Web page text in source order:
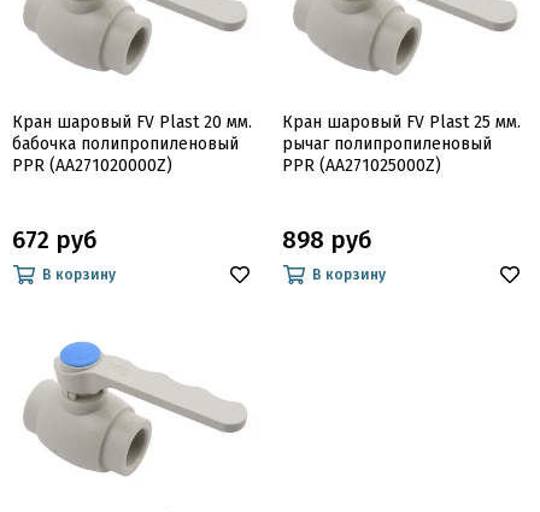
Кран шаровый FV Plast 20 мм.
бабочка полипропиленовый
PPR (AA271020000Z)
672 руб
В корзину
Кран шаровый FV Plast 25 мм.
рычаг полипропиленовый
PPR (AA271025000Z)
898 руб
В корзину